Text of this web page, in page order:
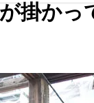
掛かっ